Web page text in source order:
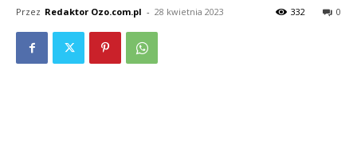
Przez Redaktor Ozo.com.pl - 28 kwietnia 2023 0
332